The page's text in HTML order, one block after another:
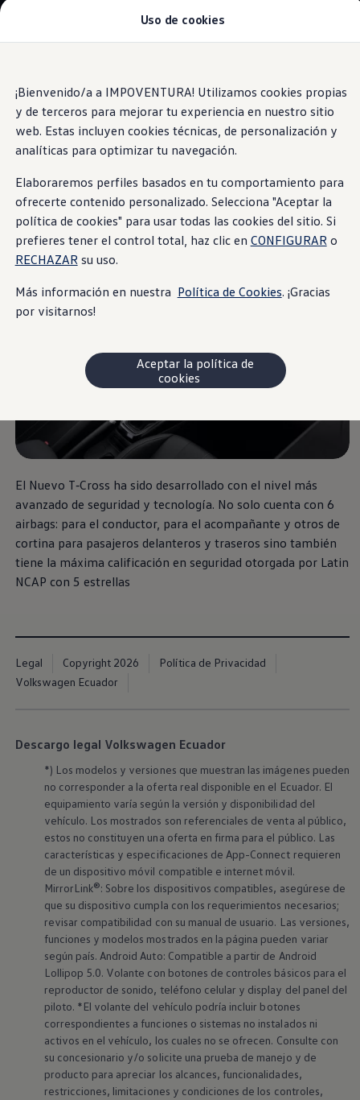
contenido
principal
a pie
de
Modelos y Concesionarios
Contáctenos
Marca y Experiencia
Volkswagen Ecuador
Noticias de Volkswagen Ecuador | Newsroom
Máxima seguridad Latin NCAP en Ecuador |
Manuales de Usuario
Servicios
Piezas originales
Asistencia Vial
Campaña de Recall Airbags Takata
Cliente Fantasma
Mantenimientos Volkswagen
Volkswagen 4Business
Protección Avanzada, 6 Airbags de serie
Tu seguridad es
nuestra prioridad
El Nuevo T‑Cross ha sido desarrollado con el nivel más
avanzado de seguridad y tecnología. No solo cuenta con 6
airbags: para el conductor, para el acompañante y otros de
cortina para pasajeros delanteros y traseros sino también
tiene la máxima calificación en seguridad otorgada por Latin
NCAP con 5 estrellas
Legal Copyright 2026
Política de Privacidad
Volkswagen Ecuador
Descargo legal Volkswagen Ecuador
*) Los modelos y versiones que muestran las imágenes pueden
no corresponder a la oferta real disponible en el Ecuador. El
equipamiento varía según la versión y disponibilidad del
vehículo. Los mostrados son referenciales de venta al público,
estos no constituyen una oferta en firma para el público. Las
características y especificaciones de App-Connect requieren
de un dispositivo móvil compatible e internet móvil.
MirrorLink®: Sobre los dispositivos compatibles, asegúrese de
que su dispositivo cumpla con los requerimientos necesarios;
revisar compatibilidad con su manual de usuario. Las versiones,
funciones y modelos mostrados en la página pueden variar
según país. Android Auto: Compatible a partir de Android
Lollipop 5.0. Volante con botones de controles básicos para el
reproductor de sonido, teléfono celular y display del panel del
piloto. *El volante del vehículo podría incluir botones
correspondientes a funciones o sistemas no instalados ni
activos en el vehículo, los cuales no se ofrecen. Consulte con
su concesionario y/o solicite una prueba de manejo y de
producto para apreciar los alcances, funcionalidades,
restricciones, limitaciones y condiciones de los controles,
Uso de cookies
¡Bienvenido/a a IMPOVENTURA! Utilizamos cookies propias
y de terceros para mejorar tu experiencia en nuestro sitio
web. Estas incluyen cookies técnicas, de personalización y
analíticas para optimizar tu navegación.
Elaboraremos perfiles basados en tu comportamiento para
ofrecerte contenido personalizado. Selecciona "Aceptar la
política de cookies" para usar todas las cookies del sitio. Si
prefieres tener el control total, haz clic en CONFIGURARo
RECHAZARsu uso.
Más información en nuestra Política de Cookies. ¡Gracias
por visitarnos!
Aceptar la política de
cookies